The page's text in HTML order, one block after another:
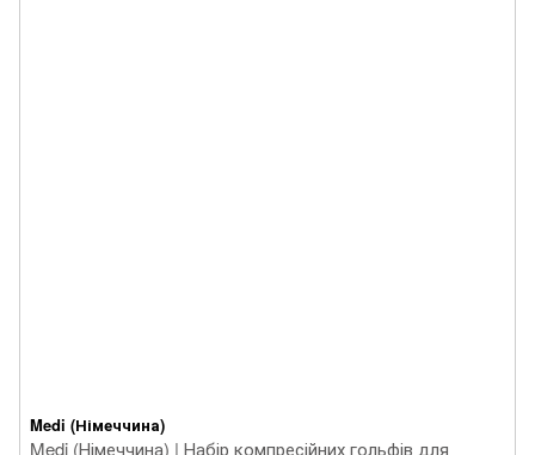
Medi (Німеччина)
Medi (Німеччина) | Набір компресійних гольфів для